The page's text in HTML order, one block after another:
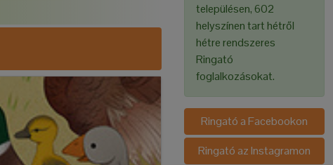
településen, 602
helyszínen tart hétről
hétre rendszeres
Ringató
foglalkozásokat.
Ringató a Facebookon
Ringató az Instagramon